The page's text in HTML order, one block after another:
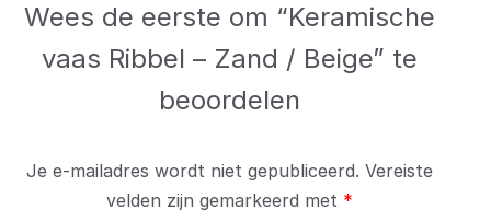
Wees de eerste om “Keramische
vaas Ribbel – Zand / Beige” te
beoordelen
Je e-mailadres wordt niet gepubliceerd. Vereiste
velden zijn gemarkeerd met *